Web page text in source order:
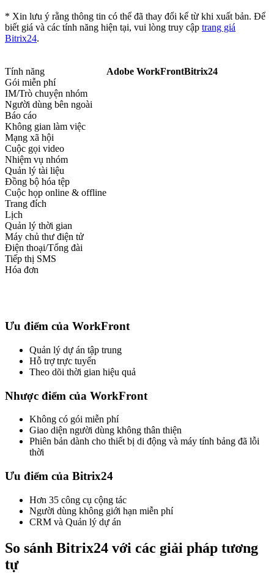
* Xin lưu ý rằng thông tin có thể đã thay đổi kể từ khi xuất bản. Để
biết giá và các tính năng hiện tại, vui lòng truy cập trang giá
Bitrix24.
Tính năng Adobe WorkFrontBitrix24
Gói miễn phí
IM/Trò chuyện nhóm
Người dùng bên ngoài
Báo cáo
Không gian làm việc
Mạng xã hội
Cuộc gọi video
Nhiệm vụ nhóm
Quản lý tài liệu
Đồng bộ hóa tệp
Cuộc họp online & offline
Trang đích
Lịch
Quản lý thời gian
Máy chủ thư điện tử
Điện thoại/Tổng đài
Tiếp thị SMS
Hóa đơn
Ưu điểm của WorkFront
Quản lý dự án tập trung
Hỗ trợ trực tuyến
Theo dõi thời gian hiệu quả
Nhược điểm của WorkFront
Không có gói miễn phí
Giao diện người dùng không thân thiện
Phiên bản dành cho thiết bị di động và máy tính bảng đã lỗi
thời
Ưu điểm của Bitrix24
Hơn 35 công cụ cộng tác
Người dùng không giới hạn miễn phí
CRM và Quản lý dự án
So sánh Bitrix24 với các giải pháp tương
tự